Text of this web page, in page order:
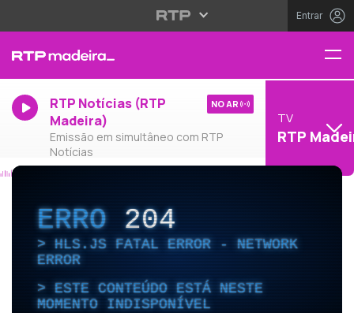
Entrar
RTP Notícias (RTP
Madeira)
Emissão em simultâneo com RTP
Notícias
NO AR
TV
RTP
ERRO204
HLS.JS FATAL ERROR - NETWORK
ERROR
ESTE CONTEÚDO ESTÁ NESTE
MOMENTO INDISPONÍVEL